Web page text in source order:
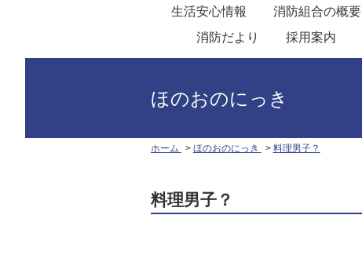
生活安心情報 消防組合の概要
消防だより
採用案内
ほのおのにっき
ホーム ほのおのにっき 料理男子？
料理男子？